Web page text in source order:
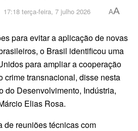
17:18 terça-feira, 7 julho 2026 AA
para evitar a aplicação de novas
o Brasil identificou uma
para ampliar a cooperação
crime transnacional, disse nesta
do Desenvolvimento, Indústria,
Elias Rosa.
de reuniões técnicas com